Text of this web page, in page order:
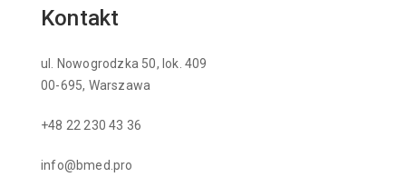
Kontakt
ul. Nowogrodzka 50, lok. 409
00-695, Warszawa
+48 22 230 43 36
info@bmed.pro